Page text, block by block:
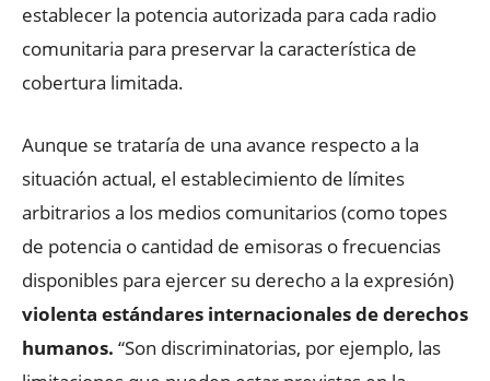
establecer la potencia autorizada para cada radio
comunitaria para preservar la característica de
cobertura limitada.
Aunque se trataría de una avance respecto a la
situación actual, el establecimiento de límites
arbitrarios a los medios comunitarios (como topes
de potencia o cantidad de emisoras o frecuencias
disponibles para ejercer su derecho a la expresión)
violenta estándares internacionales de derechos
humanos. “Son discriminatorias, por ejemplo, las